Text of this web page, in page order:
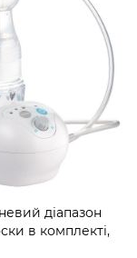
діапазон
в комплекті,